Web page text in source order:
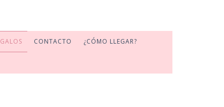
CONTACTO ¿CÓMO LLEGAR?